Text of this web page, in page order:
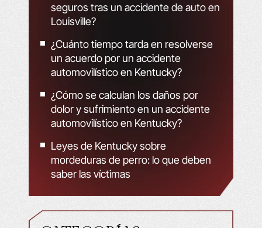
seguros tras un accidente de auto en
Louisville?
¿Cuánto tiempo tarda en resolverse
un acuerdo por un accidente
automovilístico en Kentucky?
¿Cómo se calculan los daños por
dolor y sufrimiento en un accidente
automovilístico en Kentucky?
Leyes de Kentucky sobre
mordeduras de perro: lo que deben
saber las víctimas